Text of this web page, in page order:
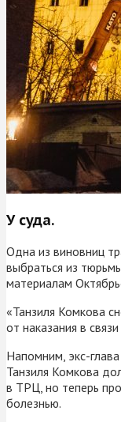
У суда.
Одна из виновниц
выбраться из
материалам
«Танзиля Комкова
от наказания в
Напомним, экс-
Танзиля Комкова
в ТРЦ, но теперь
болезнью.